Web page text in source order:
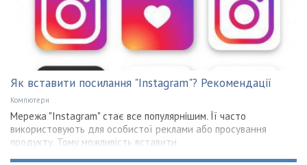
Як вставити посилання "Instagram"? Рекомендації
Компютери
Мережа "Instagram" стає все популярнішим. Її часто
використовують для особистої реклами або просування
продукту. Тому можливість вставити